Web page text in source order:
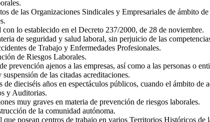
de las Organizaciones Sindicales y Empresariales de ámbito
lo establecido en el Decreto 237/2000, de 28 de noviembre.
de seguridad y salud laboral, sin perjuicio de las
de Trabajo y Enfermedades Profesionales.
de Riesgos Laborales.
prevención ajenos a las empresas, así como a las personas o
de las citadas acreditaciones.
dieciséis años en espectáculos públicos, cuando el ámbito de
y Auditorias.
muy graves en materia de prevención de riesgos laborales.
de la comunidad autónoma.
posean centros de trabajo en varios Territorios Históricos